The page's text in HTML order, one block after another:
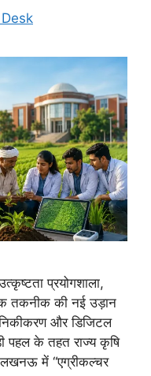
प्रयोगशाला,
तकनीक की नई उड़ान
और डिजिटल
पहल के तहत राज्य कृषि
में “एग्रीकल्चर